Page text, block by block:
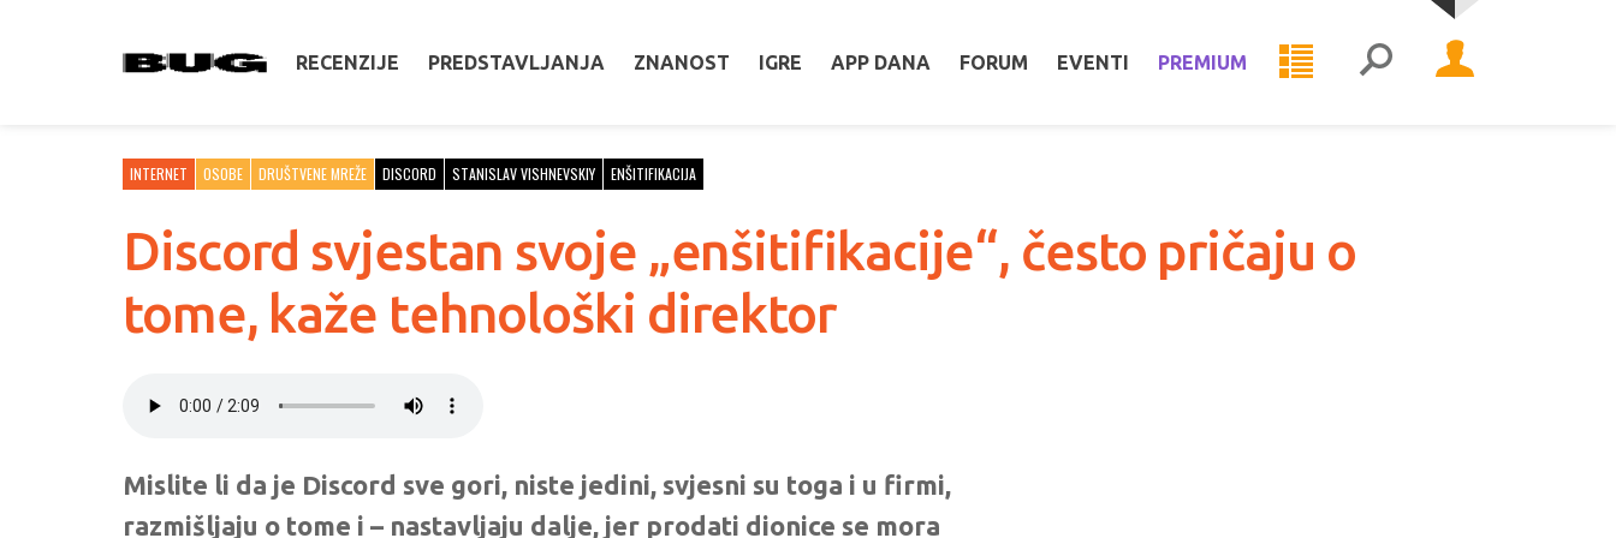
RECENZIJE PREDSTAVLJANJA ZNANOST IGRE APP DANA FORUM EVENTI PREMIUM
INTERNET OSOBE DRUŠTVENE MREŽE DISCORD STANISLAV VISHNEVSKIY ENŠITIFIKACIJA
Discord svjestan svoje „enšitifikacije“, često pričaju o
tome, kaže tehnološki direktor
Mislite li da je Discord sve gori, niste jedini, svjesni su toga i u firmi,
razmišljaju o tome i – nastavljaju dalje, jer prodati dionice se mora